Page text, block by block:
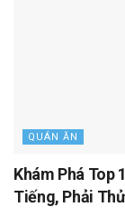
QUÁN ĂN
Khám Phá Top
Tiếng, Phải